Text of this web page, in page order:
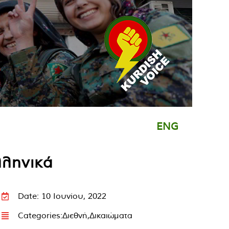
ENG
Date: 10 Ιουνίου, 2022
Categories:Διεθνή,Δικαιώματα